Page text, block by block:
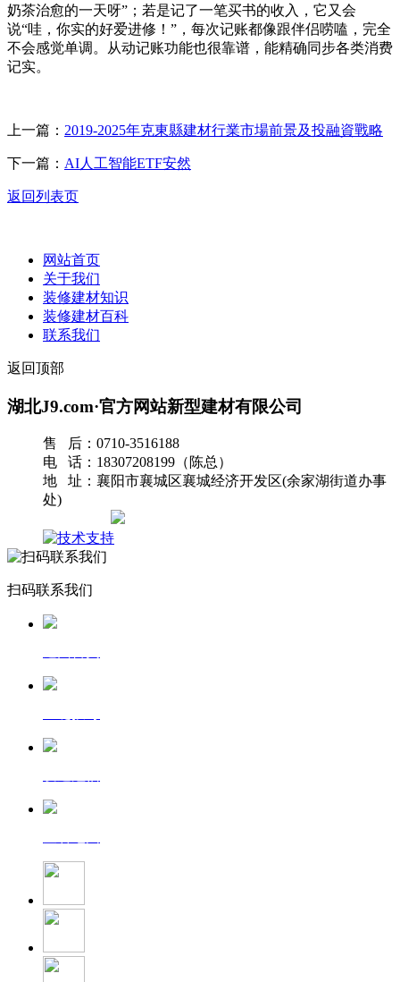
奶茶治愈的一天呀”；若是记了一笔买书的收入，它又会
说“哇，你实的好爱进修！”，每次记账都像跟伴侣唠嗑，完全
不会感觉单调。从动记账功能也很靠谱，能精确同步各类消费
记实。
上一篇： 2019-2025年克東縣建材行業市場前景及投融資戰略
下一篇： AI人工智能ETF安然
返回列表页
网站首页
关于我们
装修建材知识
装修建材百科
联系我们
返回顶部
湖北J9.com·官方网站新型建材有限公司
售 后：0710-3516188
电 话：18307208199（陈总）
地 址：襄阳市襄城区襄城经济开发区(余家湖街道办事
处)
扫码联系我们